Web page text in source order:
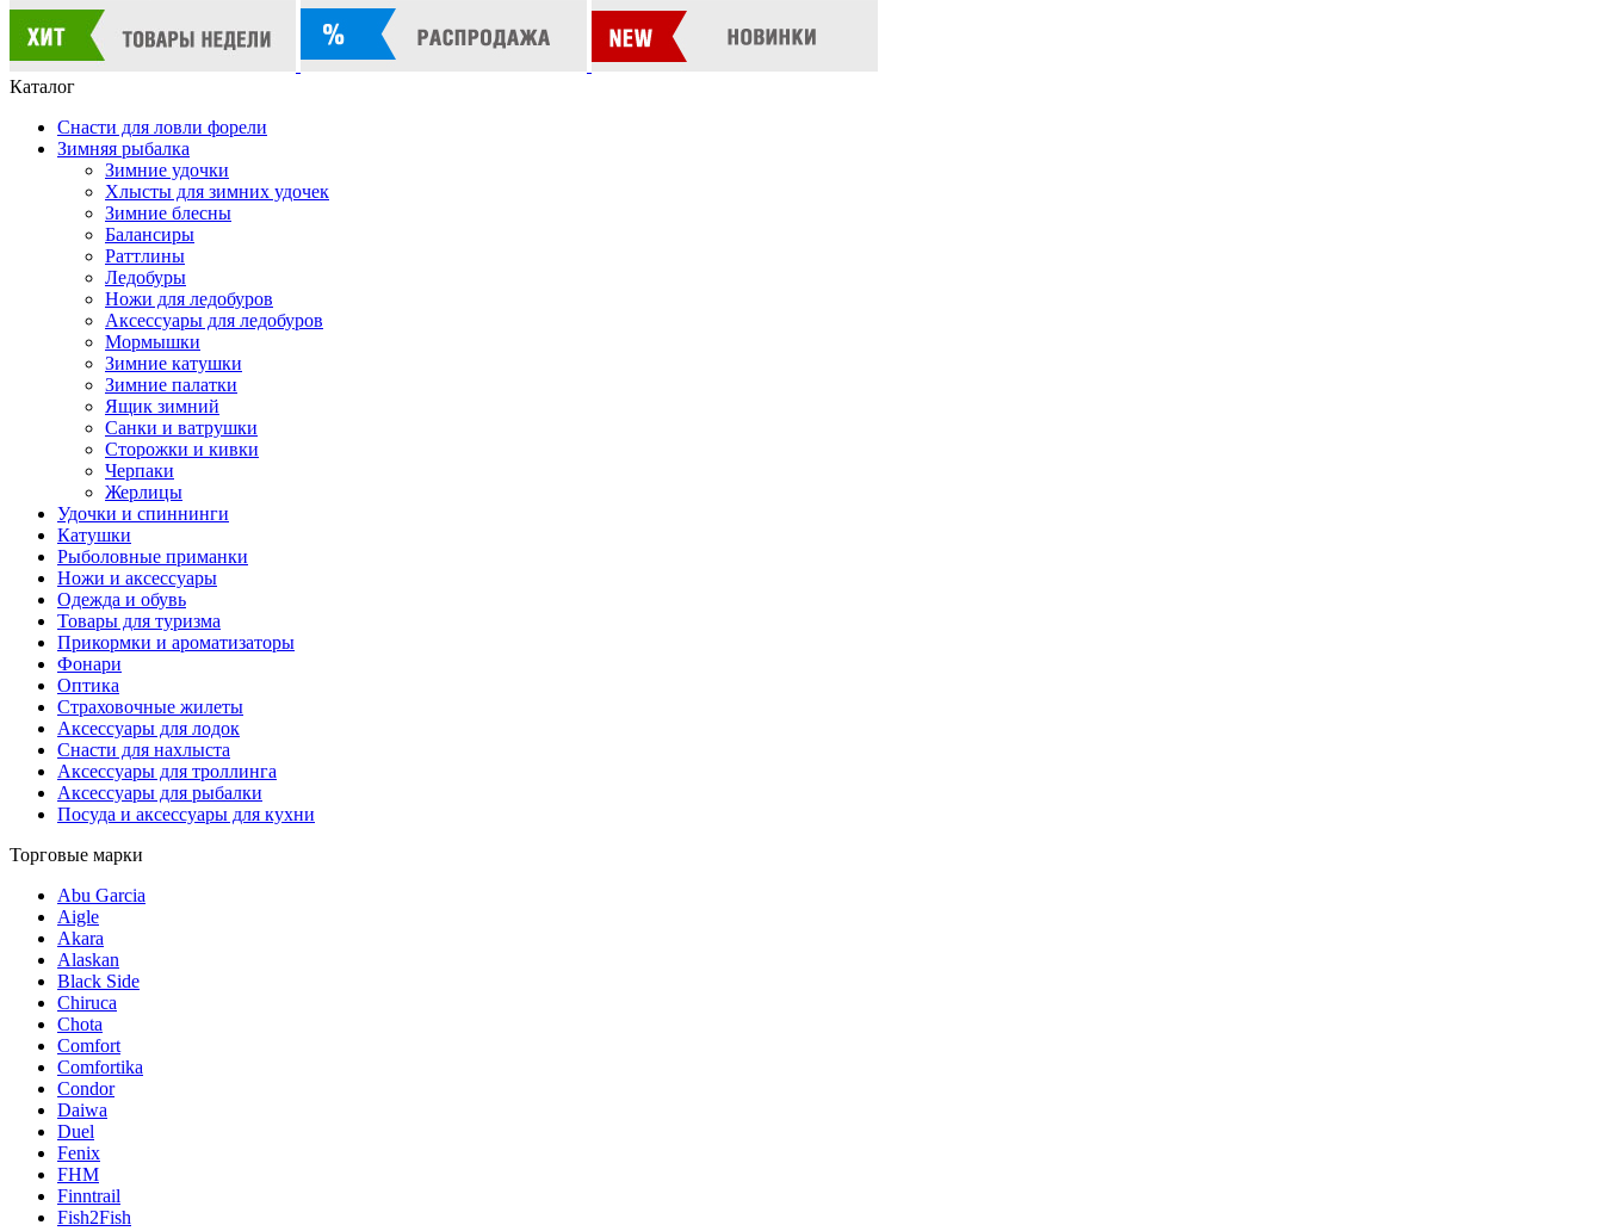
Каталог
Снасти для ловли форели
Зимняя рыбалка
Зимние удочки
Хлысты для зимних удочек
Зимние блесны
Балансиры
Раттлины
Ледобуры
Ножи для ледобуров
Аксессуары для ледобуров
Мормышки
Зимние катушки
Зимние палатки
Ящик зимний
Санки и ватрушки
Сторожки и кивки
Черпаки
Жерлицы
Удочки и спиннинги
Катушки
Рыболовные приманки
Ножи и аксессуары
Одежда и обувь
Товары для туризма
Прикормки и ароматизаторы
Фонари
Оптика
Страховочные жилеты
Аксессуары для лодок
Снасти для нахлыста
Аксессуары для троллинга
Аксессуары для рыбалки
Посуда и аксессуары для кухни
Торговые марки
Abu Garcia
Aigle
Akara
Alaskan
Black Side
Chiruca
Chota
Comfort
Comfortika
Condor
Daiwa
Duel
Fenix
FHM
Finntrail
Fish2Fish